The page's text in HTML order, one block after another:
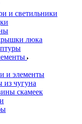
и светильники
люка
и элементы
из чугуна
скамеек